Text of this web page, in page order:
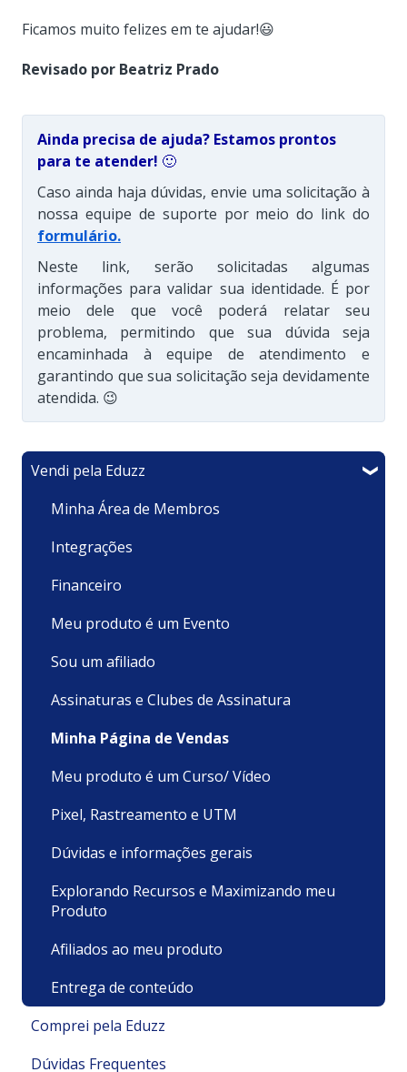
Ficamos muito felizes em te ajudar!😃
Revisado por Beatriz Prado
Ainda precisa de ajuda? Estamos prontos
para te atender! 🙂
Caso ainda haja dúvidas, envie uma solicitação à
nossa equipe de suporte por meio do link do
formulário.
Neste link, serão solicitadas algumas
informações para validar sua identidade. É por
meio dele que você poderá relatar seu
problema, permitindo que sua dúvida seja
encaminhada à equipe de atendimento e
garantindo que sua solicitação seja devidamente
atendida. 😉
Vendi pela Eduzz
Minha Área de Membros
Integrações
Financeiro
Meu produto é um Evento
Sou um afiliado
Assinaturas e Clubes de Assinatura
Minha Página de Vendas
Meu produto é um Curso/ Vídeo
Pixel, Rastreamento e UTM
Dúvidas e informações gerais
Explorando Recursos e Maximizando meu
Produto
Afiliados ao meu produto
Entrega de conteúdo
Comprei pela Eduzz
Suporte Técnico
Dúvidas Frequentes